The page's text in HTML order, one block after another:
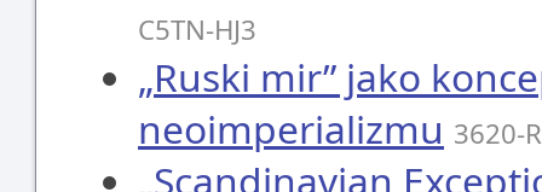
C5TN-HJ3
„Ruski mir” jako
neoimperializmu 3620-
„Scandinavian